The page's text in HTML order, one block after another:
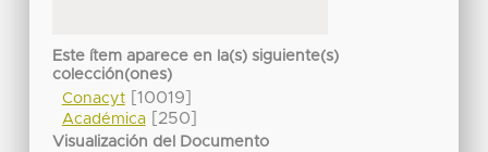
Este ítem aparece en la(s) siguiente(s)
colección(ones)
Conacyt[10019]
Académica[250]
Visualización del Documento